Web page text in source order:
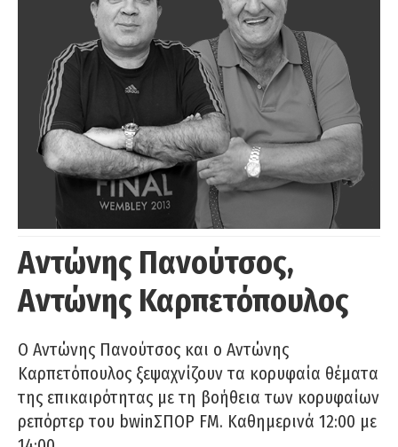
Αντώνης Πανούτσος,
Αντώνης Καρπετόπουλος
Ο Αντώνης Πανούτσος και ο Αντώνης
Καρπετόπουλος ξεψαχνίζουν τα κορυφαία θέματα
της επικαιρότητας με τη βοήθεια των κορυφαίων
ρεπόρτερ του bwinΣΠΟΡ FM. Καθημερινά 12:00 με